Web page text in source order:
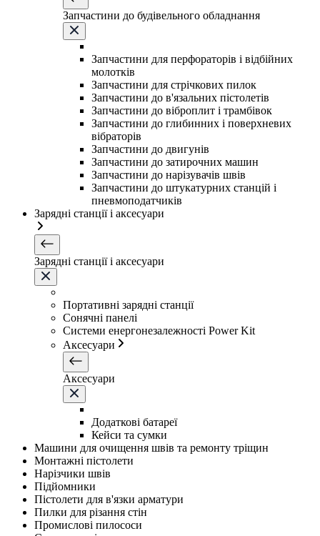
Запчастини до будівельного обладнання
Запчастини для перфораторів і відбійних
молотків
Запчастини для стрічкових пилок
Запчастини до в'язальних пістолетів
Запчастини до віброплит і трамбівок
Запчастини до глибинних і поверхневих
вібраторів
Запчастини до двигунів
Запчастини до затирочних машин
Запчастини до нарізувачів швів
Запчастини до штукатурних станцій і
пневмоподатчиків
Зарядні станції і аксесуари
Зарядні станції і аксесуари
Портативні зарядні станції
Сонячні панелі
Системи енергонезалежності Power Kit
Аксесуари
Аксесуари
Додаткові батареї
Кейси та сумки
Машини для очищення швів та ремонту тріщин
Монтажні пістолети
Нарізчики швів
Підйомники
Пістолети для в'язки арматури
Пилки для різання стін
Промислові пилососи